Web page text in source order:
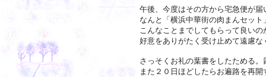
午後、今度はその方から宅急便が届
なんと「横浜中華街の肉まんセッ
こんなことまでしてもらって良い
好意をありがたく受け止めて遠慮な
さっそくお礼の葉書をしたためる
また２０日ほどしたらお遍路を再